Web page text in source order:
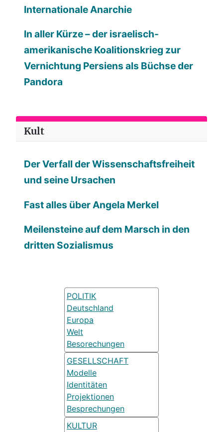
Internationale Anarchie
In aller Kürze – der israelisch-
amerikanische Koalitionskrieg zur
Vernichtung Persiens als Büchse der
Pandora
Kult
Der Verfall der Wissenschaftsfreiheit
und seine Ursachen
Fast alles über Angela Merkel
Meilensteine auf dem Marsch in den
dritten Sozialismus
POLITIK
Deutschland
Europa
Welt
Besorechungen
GESELLSCHAFT
Modelle
Identitäten
Projektionen
Besprechungen
KULTUR